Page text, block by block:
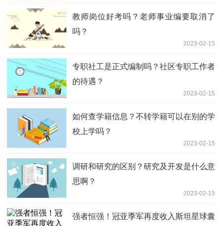
教师岗位好考吗？老师事业编要取消了
吗？
2023-02-15
专职社工是正式编制吗？社区专职工作者
的待遇？
2023-02-15
如何查学籍信息？不转学籍可以在别的学
校上学吗？
2023-02-15
调研和研究的区别？研究及开发是什么意
思啊？
2023-02-15
强者恒强！冠亚季军再度收入斯坦星球囊